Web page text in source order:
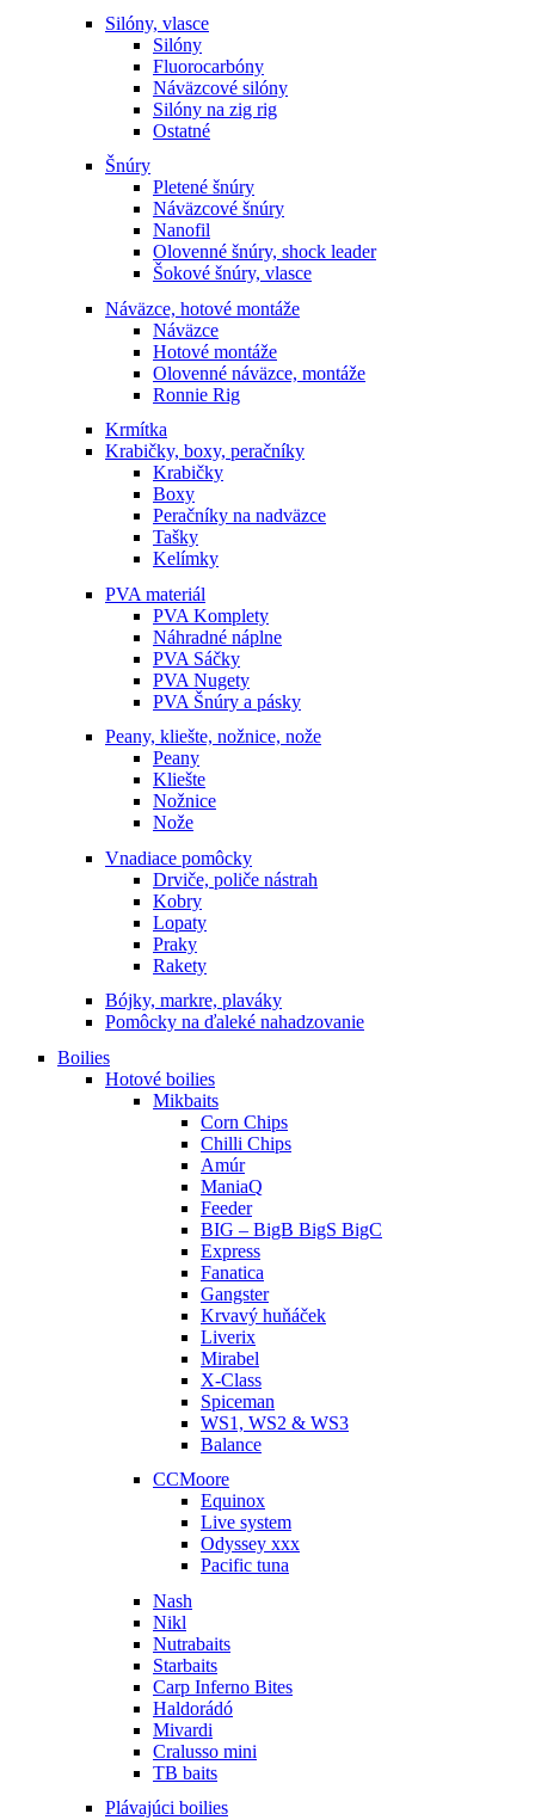
Silóny, vlasce
Silóny
Fluorocarbóny
Náväzcové silóny
Silóny na zig rig
Ostatné
Šnúry
Pletené šnúry
Náväzcové šnúry
Nanofil
Olovenné šnúry, shock leader
Šokové šnúry, vlasce
Náväzce, hotové montáže
Náväzce
Hotové montáže
Olovenné náväzce, montáže
Ronnie Rig
Krmítka
Krabičky, boxy, peračníky
Krabičky
Boxy
Peračníky na nadväzce
Tašky
Kelímky
PVA materiál
PVA Komplety
Náhradné náplne
PVA Sáčky
PVA Nugety
PVA Šnúry a pásky
Peany, kliešte, nožnice, nože
Peany
Kliešte
Nožnice
Nože
Vnadiace pomôcky
Drviče, poliče nástrah
Kobry
Lopaty
Praky
Rakety
Bójky, markre, plaváky
Pomôcky na ďaleké nahadzovanie
Boilies
Hotové boilies
Mikbaits
Corn Chips
Chilli Chips
Amúr
ManiaQ
Feeder
BIG – BigB BigS BigC
Express
Fanatica
Gangster
Krvavý huňáček
Liverix
Mirabel
X-Class
Spiceman
WS1, WS2 & WS3
Balance
CCMoore
Equinox
Live system
Odyssey xxx
Pacific tuna
Nash
Nikl
Nutrabaits
Starbaits
Carp Inferno Bites
Haldorádó
Mivardi
Cralusso mini
TB baits
Plávajúci boilies